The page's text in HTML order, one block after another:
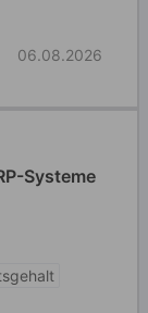
06.08.2026
Systeme